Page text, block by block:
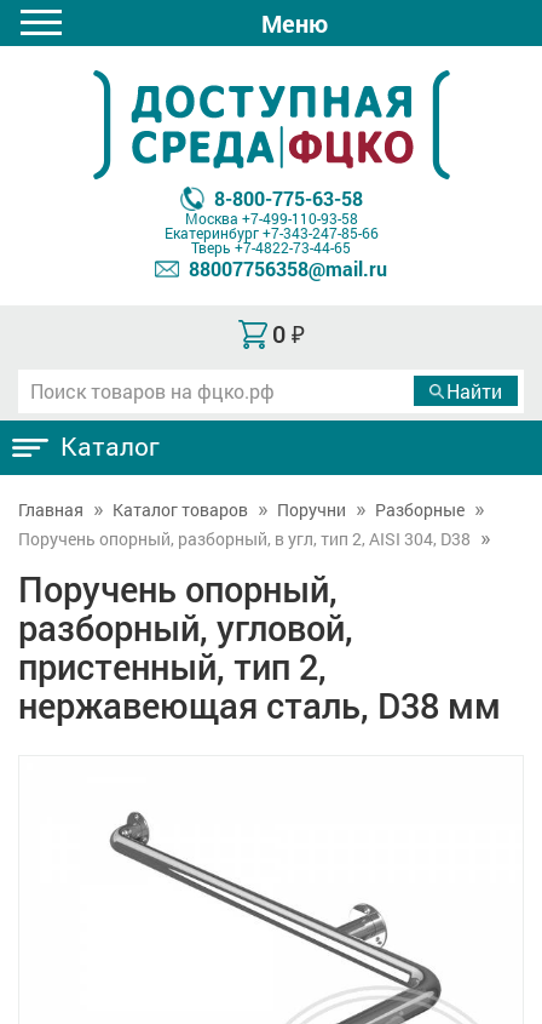
Меню
8-800-775-63-58
Москва +7-499-110-93-58
Екатеринбург+7-343-247-85-66
Тверь +7-4822-73-44-65
88007756358@mail.ru
0 ₽
Каталог
Главная Каталог товаров Поручни
Разборные
Поручень опорный, разборный, в угл, тип 2, AISI 304, D38
Поручень опорный,
разборный, угловой,
пристенный, тип 2,
нержавеющая сталь, D38 мм